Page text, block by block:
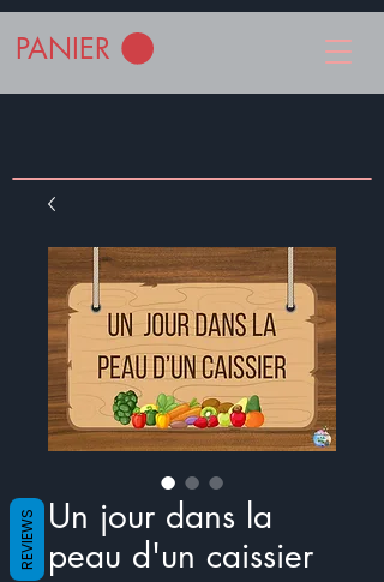
PANIER
Un jour dans la
peau d'un caissier
REVIEWS